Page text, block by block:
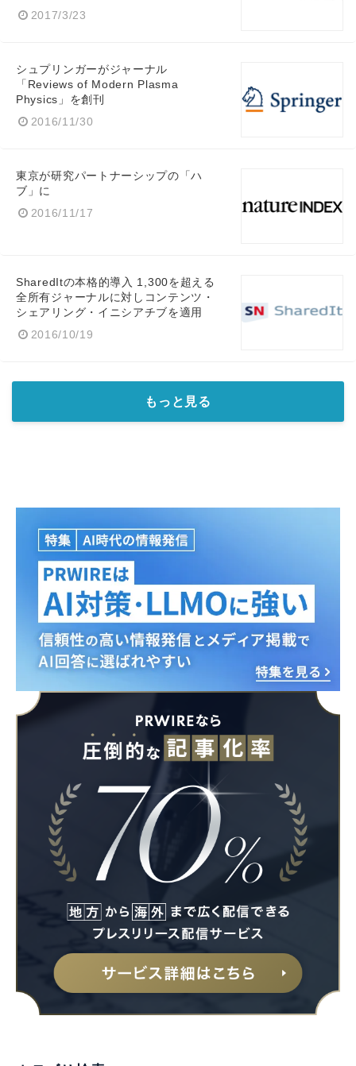
2017/3/23
シュプリンガーがジャーナル
「Reviews of Modern Plasma
Physics」を創刊
2016/11/30
東京が研究パートナーシップの「ハ
ブ」に
2016/11/17
SharedItの本格的導入 1,300を超える
全所有ジャーナルに対しコンテンツ・
シェアリング・イニシアチブを適用
2016/10/19
もっと見る